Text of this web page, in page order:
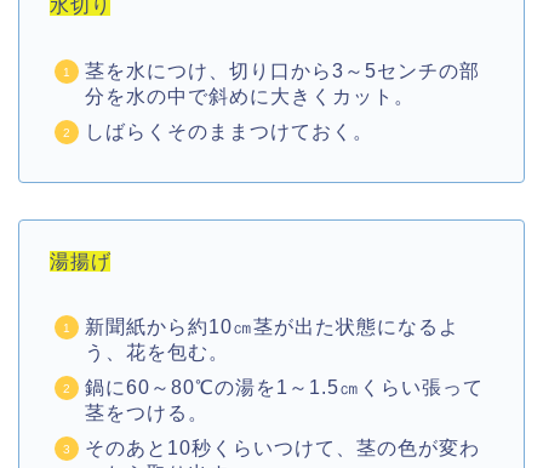
水切り
茎を水につけ、切り口から3～5センチの部
分を水の中で斜めに大きくカット。
しばらくそのままつけておく。
湯揚げ
新聞紙から約10㎝茎が出た状態になるよ
う、花を包む。
鍋に60～80℃の湯を1～1.5㎝くらい張って
茎をつける。
そのあと10秒くらいつけて、茎の色が変わ